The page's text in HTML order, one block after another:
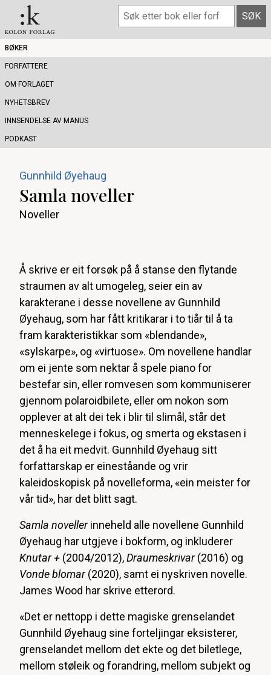
BØKER
FORFATTERE
OM FORLAGET
NYHETSBREV
INNSENDELSE AV MANUS
PODKAST
Gunnhild Øyehaug
Samla noveller
Noveller
Å skrive er eit forsøk på å stanse den flytande
straumen av alt umogeleg, seier ein av
karakterane i desse novellene av Gunnhild
Øyehaug, som har fått kritikarar i to tiår til å ta
fram karakteristikkar som «blendande»,
«sylskarpe», og «virtuose». Om novellene handlar
om ei jente som nektar å spele piano for
bestefar sin, eller romvesen som kommuniserer
gjennom polaroidbilete, eller om nokon som
opplever at alt dei tek i blir til slimål, står det
menneskelege i fokus, og smerta og ekstasen i
det å ha eit medvit. Gunnhild Øyehaug sitt
forfattarskap er eineståande og vrir
kaleidoskopisk på novelleforma, «ein meister for
vår tid», har det blitt sagt.
Samla novellerinneheld alle novellene Gunnhild
Øyehaug har utgjeve i bokform, og inkluderer
Knutar + (2004/2012),Draumeskrivar(2016) og
Vonde blomar(2020), samt ei nyskriven novelle.
James Wood har skrive etterord.
«Det er nettopp i dette magiske grenselandet
Gunnhild Øyehaug sine forteljingar eksisterer,
grenselandet mellom det ekte og det biletlege,
mellom støleik og forandring, mellom subjekt og